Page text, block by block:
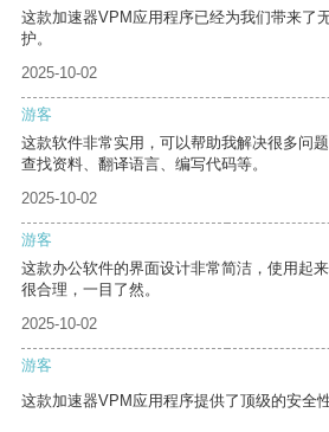
这款加速器VPM应用程序已经为我们带来了
护。
2025-10-02
游客
这款软件非常实用，可以帮助我解决很多问
查找资料、翻译语言、编写代码等。
2025-10-02
游客
这款办公软件的界面设计非常简洁，使用起
很合理，一目了然。
2025-10-02
游客
这款加速器VPM应用程序提供了顶级的安全